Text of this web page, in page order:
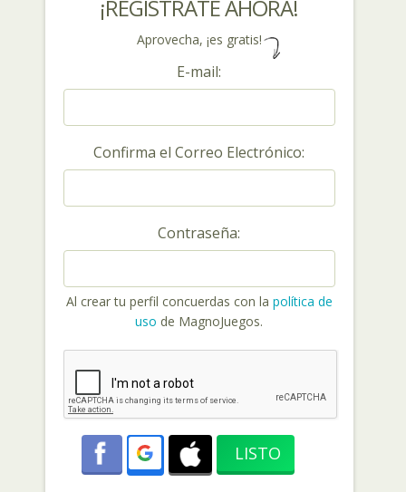
¡REGÍSTRATE AHORA!
Aprovecha, ¡es gratis!
E-mail:
Confirma el Correo Electrónico:
Contraseña:
Al crear tu perfil concuerdas con la política de
uso de MagnoJuegos.